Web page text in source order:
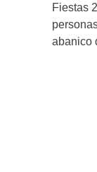
Fiestas
abanico